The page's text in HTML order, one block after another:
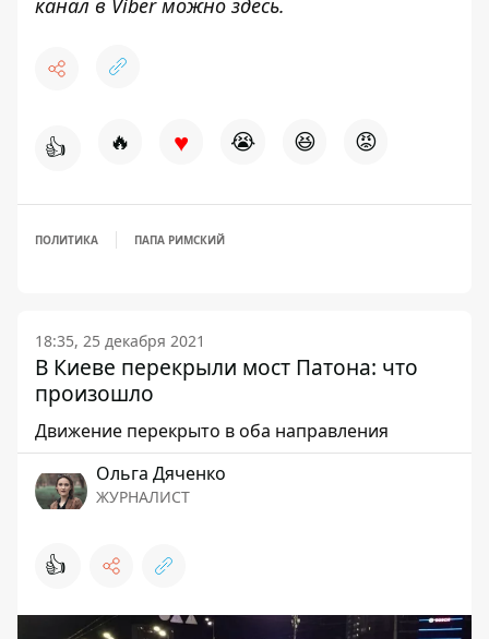
канал в Viber можно здесь.
👍 🔥 ♥ 😭 😆 😡
ПОЛИТИКА ПАПА РИМСКИЙ
18:35, 25 декабря 2021
В Киеве перекрыли мост Патона: что
произошло
Движение перекрыто в оба направления
Ольга Дяченко
ЖУРНАЛИСТ
👍